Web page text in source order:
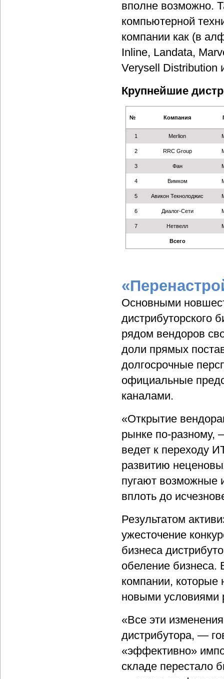
вполне возможно.
компьютерной
компании как (в
Inline, Landata,
Verysell Distribution
Крупнейшие
№ Компания
1 Merlion
2 RRC Group
3 Фан
4 Вимком
5 Авикон Текнолоджис
6 Диалог-Сети
7 Нетвелл
Всего
Основными
дистрибуторского
рядом вендоров
доли прямых
долгосрочные
официальные
каналами.
«Открытие
рынке по-разному,
ведет к переходу
развитию
пугают возможные
вплоть до
Результатом
ужесточение
бизнеса
обеление бизнеса.
компании, которые
новыми условиями
«Все эти
дистрибутора, —
«эффективно»
складе перестало